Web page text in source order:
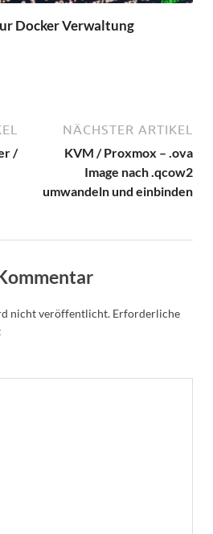
Docker Verwaltung
/
NÄCHSTER ARTIKEL
KVM / Proxmox – .ova
Image nach .qcow2
umwandeln und einbinden
nicht veröffentlicht. Erforderliche